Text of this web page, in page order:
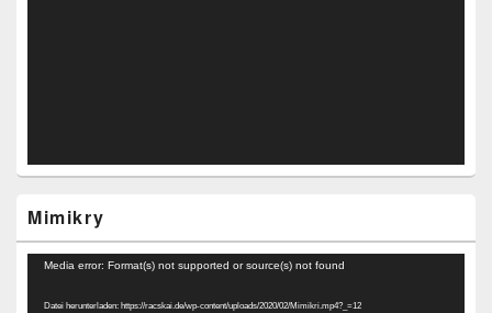
Mimikry
Video-
Media error: Format(s) not supported or source(s) not found
Datei herunterladen: https://racskai.de/wp-content/uploads/2020/02/Mimikri.mp4?_=12